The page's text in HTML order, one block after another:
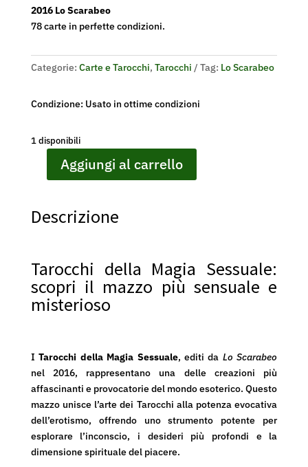
2016 Lo Scarabeo
78 carte in perfette condizioni.
Categorie: Carte e Tarocchi, Tarocchi Tag: Lo Scarabeo
Condizione: Usato in ottime condizioni
1 disponibili
Tarocchi
Sessuale
Scarabeo
quantità
Aggiungi al carrello
Descrizione
Tarocchi della Magia Sessuale:
scopri il mazzo più sensuale e
misterioso
ITarocchi della Magia Sessuale, editi da Lo Scarabeo
nel 2016, rappresentano una delle creazioni più
affascinanti e provocatorie del mondo esoterico. Questo
mazzo unisce l’arte dei Tarocchi alla potenza evocativa
dell’erotismo, offrendo uno strumento potente per
esplorare l’inconscio, i desideri più profondi e la
dimensione spirituale del piacere.